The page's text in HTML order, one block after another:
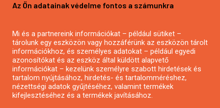
Mezőgazdasági pályázatírás
Pályázatírás civil szervezeteknek
Pályázatírás önkormányzatoknak
Pályázatfigyelés
Specifikus pályázatfigyelés vagy hírlevél
Az Ön adatainak védelme fontos a számunkra
Mi és a partnereink információkat – például sütiket –
tárolunk egy eszközön vagy hozzáférünk az eszközön tárolt
információkhoz, és személyes adatokat – például egyedi
azonosítókat és az eszköz által küldött alapvető
információkat – kezelünk személyre szabott hirdetések és
tartalom nyújtásához, hirdetés- és tartalomméréshez,
nézettségi adatok gyűjtéséhez, valamint termékek
kifejlesztéséhez és a termékek javításához.